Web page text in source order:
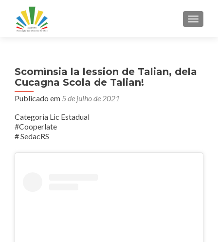
Scomìnsia la lession de Talian, dela
Cucagna Scola de Talian!
Publicado em 5 de julho de 2021
Categoria Lic Estadual
#Cooperlate
# SedacRS